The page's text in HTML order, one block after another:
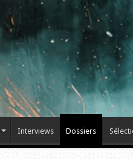
Interviews Dossiers